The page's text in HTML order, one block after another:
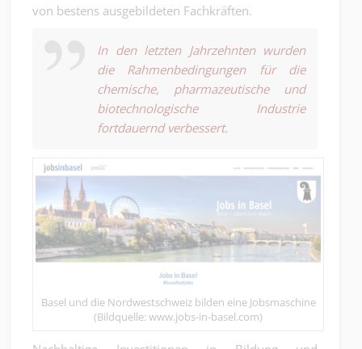
von bestens ausgebildeten Fachkräften.
In den letzten Jahrzehnten wurden
die Rahmenbedingungen für die
chemische, pharmazeutische und
biotechnologische Industrie
fortdauernd verbessert.
Basel und die Nordwestschweiz bilden eine Jobsmaschine
(Bildquelle: www.jobs-in-basel.com)